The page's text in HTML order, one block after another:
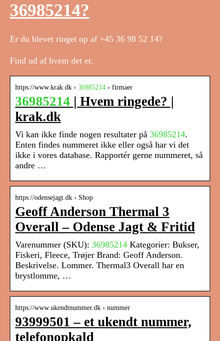
36985214?
Er du blevet ringet op af +45 36 98 52 14?
Find ud af hvem det er.
https://www.krak.dk › 36985214 › firmaer
36985214 | Hvem ringede? |
krak.dk
Vi kan ikke finde nogen resultater på 36985214.
Enten findes nummeret ikke eller også har vi det
ikke i vores database. Rapportér gerne nummeret, så
andre …
https://odensejagt.dk › Shop
Geoff Anderson Thermal 3
Overall – Odense Jagt & Fritid
Varenummer (SKU): 36985214 Kategorier: Bukser,
Fiskeri, Fleece, Trøjer Brand: Geoff Anderson.
Beskrivelse. Lommer. Thermal3 Overall har en
brystlomme, …
https://www.ukendtnummer.dk › nummer
93999501 – et ukendt nummer,
telefonopkald